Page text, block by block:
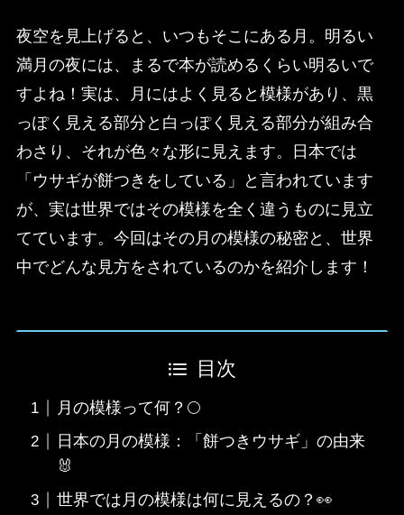
夜空を見上げると、いつもそこにある月。明るい
満月の夜には、まるで本が読めるくらい明るいで
すよね！実は、月にはよく見ると模様があり、黒
っぽく見える部分と白っぽく見える部分が組み合
わさり、それが色々な形に見えます。日本では
「ウサギが餅つきをしている」と言われています
が、実は世界ではその模様を全く違うものに見立
てています。今回はその月の模様の秘密と、世界
中でどんな見方をされているのかを紹介します！
目次
月の模様って何？🌕
日本の月の模様：「餅つきウサギ」の由来
🐰
世界では月の模様は何に見えるの？👀